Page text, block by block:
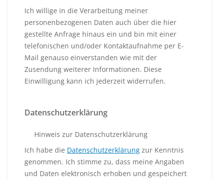
Ich willige in die Verarbeitung meiner
personenbezogenen Daten auch über die hier
gestellte Anfrage hinaus ein und bin mit einer
telefonischen und/oder Kontaktaufnahme per E-
Mail genauso einverstanden wie mit der
Zusendung weiterer Informationen. Diese
Einwilligung kann ich jederzeit widerrufen.
Datenschutzerklärung
Hinweis zur Datenschutzerklärung
Ich habe die Datenschutzerklärung zur Kenntnis
genommen. Ich stimme zu, dass meine Angaben
und Daten elektronisch erhoben und gespeichert